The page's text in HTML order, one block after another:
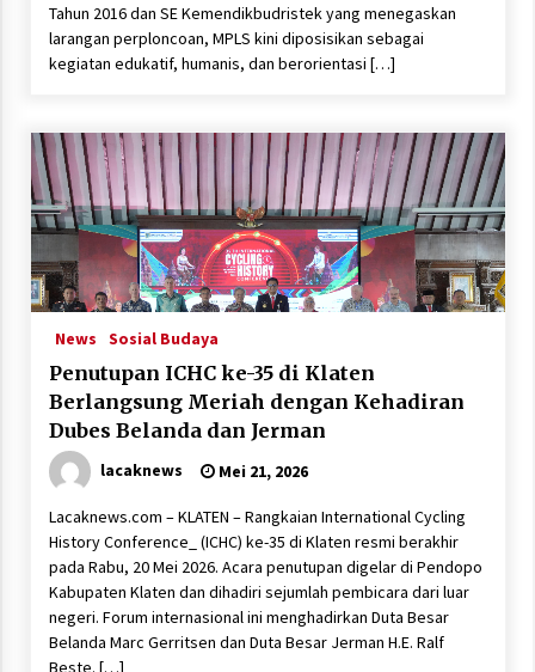
Tahun 2016 dan SE Kemendikbudristek yang menegaskan
larangan perploncoan, MPLS kini diposisikan sebagai
kegiatan edukatif, humanis, dan berorientasi […]
News Sosial Budaya
Penutupan ICHC ke-35 di Klaten
Berlangsung Meriah dengan Kehadiran
Dubes Belanda dan Jerman
lacaknews Mei 21, 2026
Lacaknews.com – KLATEN – Rangkaian International Cycling
History Conference_ (ICHC) ke-35 di Klaten resmi berakhir
pada Rabu, 20 Mei 2026. Acara penutupan digelar di Pendopo
Kabupaten Klaten dan dihadiri sejumlah pembicara dari luar
negeri. Forum internasional ini menghadirkan Duta Besar
Belanda Marc Gerritsen dan Duta Besar Jerman H.E. Ralf
Beste. […]